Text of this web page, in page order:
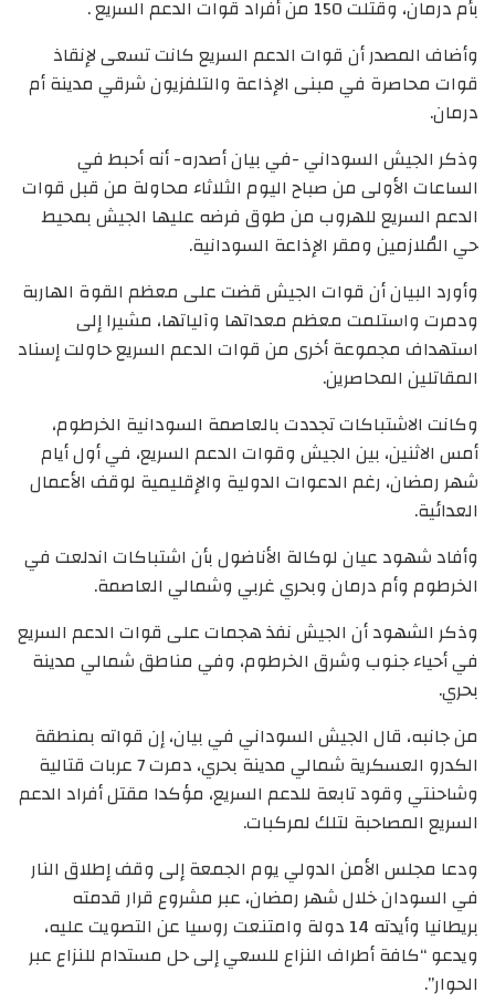
بأم درمان، وقتلت 150 من أفراد قوات الدعم السريع .
وأضاف المصدر أن قوات الدعم السريع كانت تسعى لإنقاذ
قوات محاصرة في مبنى الإذاعة والتلفزيون شرقي مدينة أم
درمان.
وذكر الجيش السوداني -في بيان أصدره- أنه أحبط في
الساعات الأولى من صباح اليوم الثلاثاء محاولة من قبل قوات
الدعم السريع للهروب من طوق فرضه عليها الجيش بمحيط
حي المُلازمين ومقر الإذاعة السودانية.
وأورد البيان أن قوات الجيش قضت على معظم القوة الهاربة
ودمرت واستلمت معظم معداتها وآلياتها، مشيرا إلى
استهداف مجموعة أخرى من قوات الدعم السريع حاولت إسناد
المقاتلين المحاصرين.
وكانت الاشتباكات تجددت بالعاصمة السودانية الخرطوم،
أمس الاثنين، بين الجيش وقوات الدعم السريع، في أول أيام
شهر رمضان، رغم الدعوات الدولية والإقليمية لوقف الأعمال
العدائية.
وأفاد شهود عيان لوكالة الأناضول بأن اشتباكات اندلعت في
الخرطوم وأم درمان وبحري غربي وشمالي العاصمة.
وذكر الشهود أن الجيش نفذ هجمات على قوات الدعم السريع
في أحياء جنوب وشرق الخرطوم، وفي مناطق شمالي مدينة
بحري.
من جانبه، قال الجيش السوداني في بيان، إن قواته بمنطقة
الكدرو العسكرية شمالي مدينة بحري، دمرت 7 عربات قتالية
وشاحنتي وقود تابعة للدعم السريع، مؤكدا مقتل أفراد الدعم
السريع المصاحبة لتلك لمركبات.
ودعا مجلس الأمن الدولي يوم الجمعة إلى وقف إطلاق النار
في السودان خلال شهر رمضان، عبر مشروع قرار قدمته
بريطانيا وأيدته 14 دولة وامتنعت روسيا عن التصويت عليه،
ويدعو “كافة أطراف النزاع للسعي إلى حل مستدام للنزاع عبر
الحوار”.